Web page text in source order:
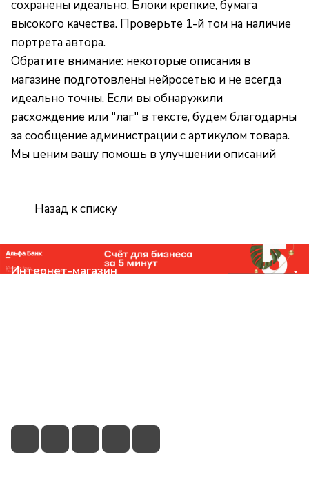
сохранены идеально. Блоки крепкие, бумага
высокого качества. Проверьте 1-й том на наличие
портрета автора.
Обратите внимание: некоторые описания в
магазине подготовлены нейросетью и не всегда
идеально точны. Если вы обнаружили
расхождение или "лаг" в тексте, будем благодарны
за сообщение администрации с артикулом товара.
Мы ценим вашу помощь в улучшении описаний
Назад к списку
Интернет-магазин